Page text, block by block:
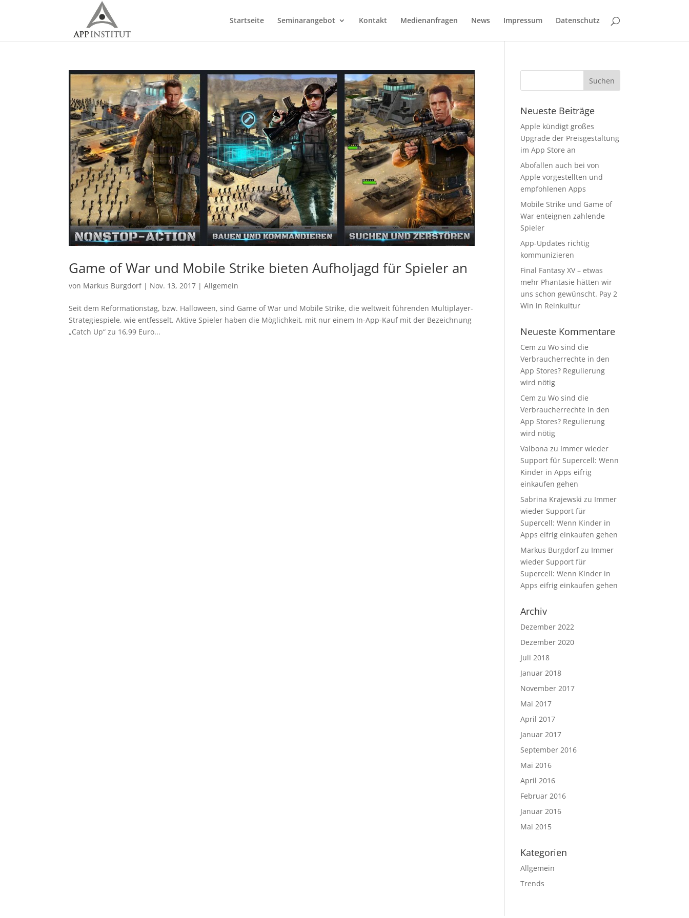
Startseite Seminarangebot Kontakt Medienanfragen News Impressum Datenschutz
Game of War und Mobile Strike bieten Aufholjagd für Spieler an
von Markus Burgdorf| Nov. 13, 2017 |Allgemein
Seit dem Reformationstag, bzw. Halloween, sind Game of War und Mobile Strike, die weltweit führenden Multiplayer-
Strategiespiele, wie entfesselt. Aktive Spieler haben die Möglichkeit, mit nur einem In-App-Kauf mit der Bezeichnung
„Catch Up“ zu 16,99 Euro...
Neueste Beiträge
Apple kündigt großes
Upgrade der Preisgestaltung
im App Store an
Abofallen auch bei von
Apple vorgestellten und
empfohlenen Apps
Mobile Strike und Game of
War enteignen zahlende
Spieler
App-Updates richtig
kommunizieren
Final Fantasy XV – etwas
mehr Phantasie hätten wir
uns schon gewünscht. Pay 2
Win in Reinkultur
Neueste Kommentare
Cem zuWo sind die
Verbraucherrechte in den
App Stores? Regulierung
wird nötig
Cem zuWo sind die
Verbraucherrechte in den
App Stores? Regulierung
wird nötig
Valbona zu Immer wieder
Support für Supercell: Wenn
Kinder in Apps eifrig
einkaufen gehen
Sabrina Krajewski zu Immer
wieder Support für
Supercell: Wenn Kinder in
Apps eifrig einkaufen gehen
Markus Burgdorfzu Immer
wieder Support für
Supercell: Wenn Kinder in
Apps eifrig einkaufen gehen
Archiv
Dezember 2022
Dezember 2020
Juli 2018
Januar 2018
November 2017
Mai 2017
April 2017
Januar 2017
September 2016
Mai 2016
April 2016
Februar 2016
Januar 2016
Mai 2015
Kategorien
Allgemein
Trends